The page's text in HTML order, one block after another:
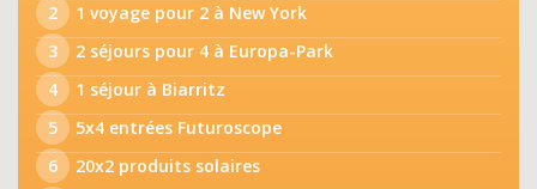
2
1 voyage pour 2 à New York
3
2 séjours pour 4 à Europa-Park
4
1 séjour à Biarritz
5
5x4 entrées Futuroscope
6
20x2 produits solaires